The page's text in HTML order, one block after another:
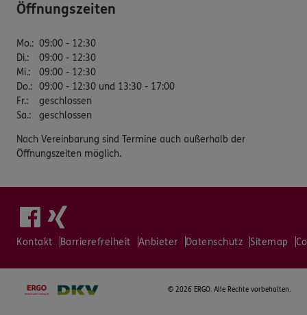
Öffnungszeiten
Mo.: 09:00 - 12:30
Di.:
09:00 - 12:30
Mi.:
09:00 - 12:30
Do.: 09:00 - 12:30 und 13:30 - 17:00
Fr.:
geschlossen
Sa.: geschlossen
Nach Vereinbarung sind Termine auch außerhalb der
Öffnungszeiten möglich.
Kontakt Barrierefreiheit Anbieter Datenschutz Sitemap
© 2026 ERGO. Alle Rechte vorbehalten.